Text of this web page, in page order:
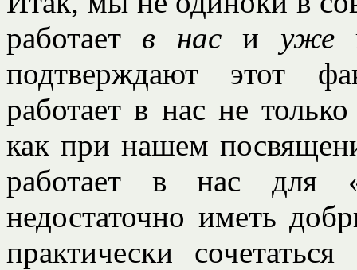
работает в наси уже
подтверждают этот
работает в нас не
как при нашем
работает в нас для
недостаточно иметь
практически